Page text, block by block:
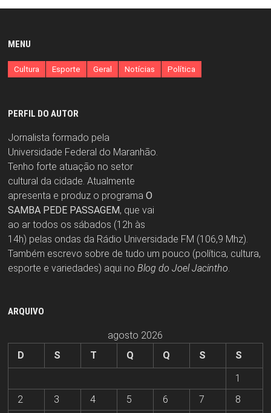
MENU
Cultura Esporte Geral Notícias Política
PERFIL DO AUTOR
Jornalista formado pela
Universidade Federal do Maranhão.
Tenho forte atuação no setor
cultural da cidade. Atualmente
apresenta e produz o programa O
SAMBA PEDE PASSAGEM, que vai
ao ar todos os sábados (12h às
14h) pelas ondas da Rádio Universidade FM (106,9 Mhz).
Também escrevo sobre de tudo um pouco (política, cultura,
esporte e variedades) aqui no Blog do Joel Jacintho.
ARQUIVO
agosto 2026
D
S T Q Q S
S
1
2
3 4 5 6 7 8